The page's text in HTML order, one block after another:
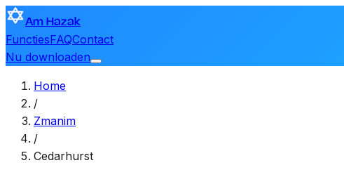
Am Hazak
FunctiesFAQContact
Nu downloaden
Home
/
Zmanim
/
Cedarhurst